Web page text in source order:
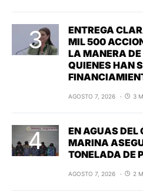
ENTREGA
MIL 500
LA MANERA
QUIENES HAN
AGOSTO 7, 2026 3
EN AGUAS DEL
MARINA
TONELADA DE
AGOSTO 7, 2026 2